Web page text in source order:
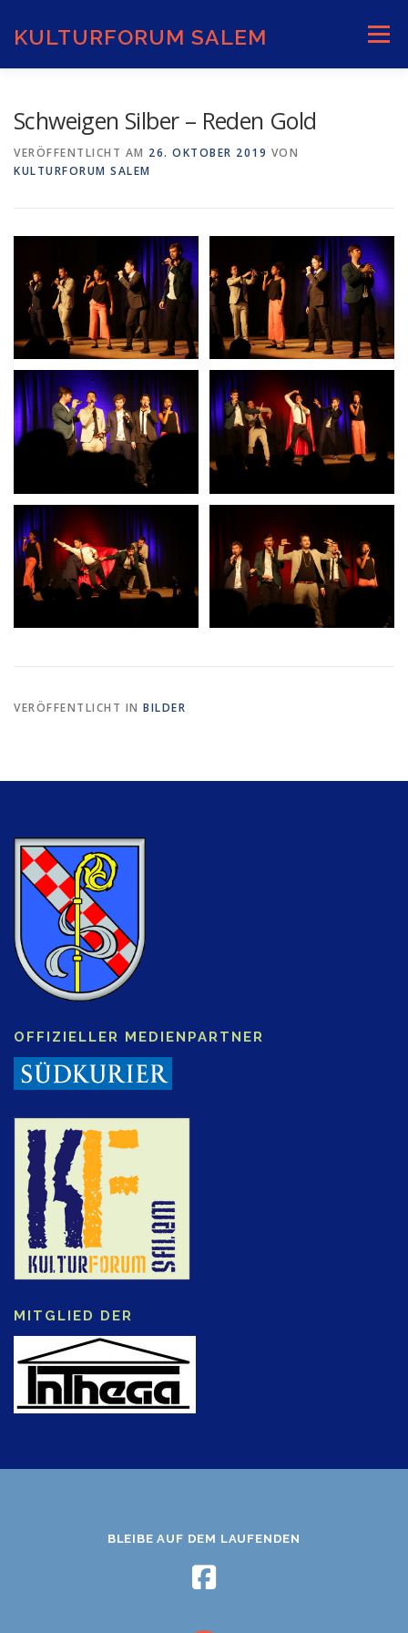
springen
KULTURFORUM SALEM Menü
INFORMATIONEN
Schweigen Silber – Reden Gold
VERÖFFENTLICHT AM 26. OKTOBER 2019 VON
KULTURFORUM SALEM
VERÖFFENTLICHT IN BILDER
OFFIZIELLER MEDIENPARTNER
MITGLIED DER
BLEIBE AUF DEM LAUFENDEN